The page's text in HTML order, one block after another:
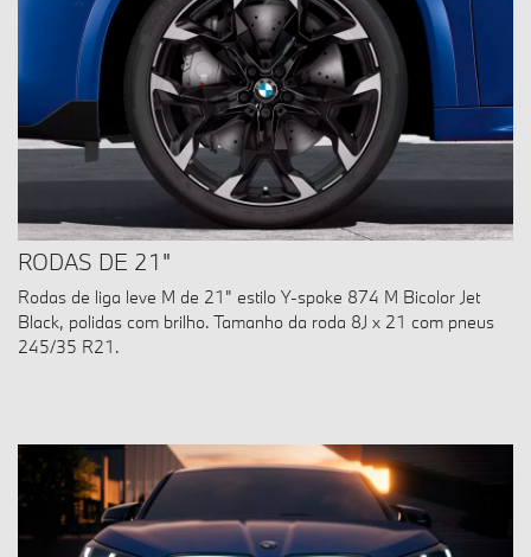
RODAS DE 21"
Rodas de liga leve M de 21" estilo Y-spoke 874 M Bicolor Jet
Black, polidas com brilho. Tamanho da roda 8J x 21 com pneus
245/35 R21.